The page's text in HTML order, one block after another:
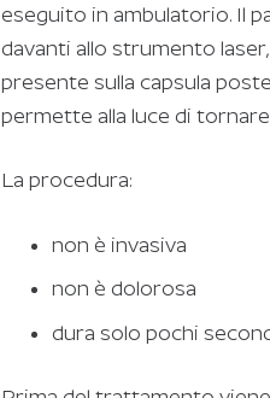
eseguito in ambulatorio. Il
davanti allo strumento
presente sulla capsula
permette alla luce di
La procedura:
non è invasiva
non è dolorosa
dura solo pochi